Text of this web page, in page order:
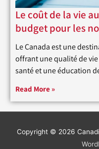
Le coût de la vie
budget pour les
Le Canada est une
offrant une qualité de
santé et une éducation
Read More »
Copyright © 2026